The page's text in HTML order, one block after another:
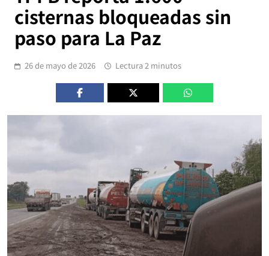
cisternas bloqueadas sin
paso para La Paz
26 de mayo de 2026 Lectura 2 minutos